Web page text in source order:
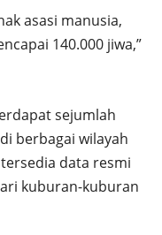
asasi manusia,
140.000 jiwa,”
sejumlah
berbagai wilayah
data resmi
kuburan-kuburan